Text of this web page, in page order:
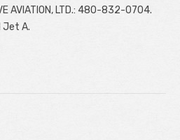
AVIATION, LTD.: 480-832-0704.
Jet A.